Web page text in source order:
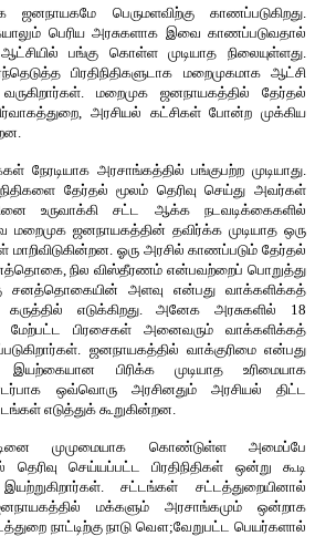
பெருமளவிற்கு காணப்படுகிறது.
பெரிய அரசுகளாக இவை காணப்படுவதால்
பங்கு கொள்ள முடியாத நிலையுள்ளது.
பிரதிநிதிகளுடாக மறைமுகமாக ஆட்சி
மறைமுக ஜனநாயகத்தில் தேர்தல்
அரசியல் கட்சிகள் போன்ற முக்கிய
நேரடியாக அரசாங்கத்தில் பங்குபற்ற முடியாது.
தேர்தல் மூலம் தெரிவு செய்து அவர்கள்
உருவாக்கி சட்ட ஆக்க நடவடிக்கைகளில்
மறைமுக ஜனநாயகத்தின் தவிர்க்க முடியாத ஒரு
ஓரு அரசில் காணப்படும் தேர்தல்
நில விஸ்தீரணம் என்பவற்றைப் பொறுத்து
சனத்தொகையின் அளவு என்பது வாக்களிக்கத்
எடுக்கிறது. அனேக அரசுகளில் 18
மேற்பட்ட பிரசைகள் அனைவரும் வாக்களிக்கத்
ஜனநாயகத்தில் வாக்குரிமை என்பது
பிரிக்க முடியாத உரிமையாக
ஒவ்வொரு அரசினதும் அரசியல் திட்ட
எடுத்துக் கூறுகின்றன.
முமுமையாக கொண்டுள்ள அமைப்பே
செய்யப்பட்ட பிரதிநிதிகள் ஒன்று கூடி
சட்டங்கள் சட்டத்துறையினால்
மக்களும் அரசாங்கமும் ஒன்றாக
நாட்டிற்கு நாடு வௌ;வேறுபட்ட பெயர்களால்